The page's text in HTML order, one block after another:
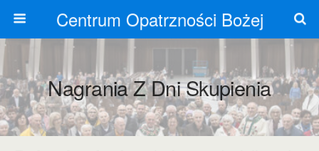
Centrum Opatrzności Bożej
Nagrania Z Dni Skupienia